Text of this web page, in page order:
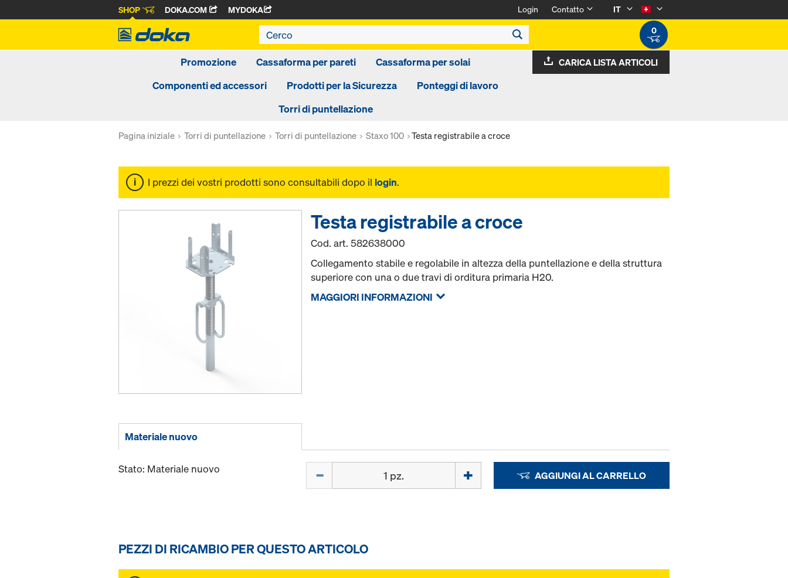
SHOP DOKA.COM MYDOKA Login Contatto
IT
0
Promozione Cassaforma per pareti
Cassaforma per solai
Componenti ed accessori
Prodotti per la Sicurezza
Ponteggi di lavoro
Torri di puntellazione
CARICA LISTA ARTICOLI
Pagina iniziale Torri di puntellazione Torri di puntellazione Staxo 100 Testa registrabile a croce
I prezzi dei vostri prodotti sono consultabili dopo il login.
Testa registrabile a croce
Cod. art.582638000
Collegamento stabile e regolabile in altezza della puntellazione e della struttura
superiore con una o due travi di orditura primaria H20.
MAGGIORI INFORMAZIONI
Materiale nuovo
Stato: Materiale nuovo AGGIUNGI AL CARRELLO
PEZZI DI RICAMBIO PER QUESTO ARTICOLO